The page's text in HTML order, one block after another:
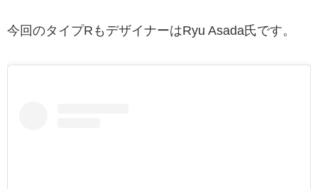
今回のタイプRもデザイナーはRyu Asada氏です。